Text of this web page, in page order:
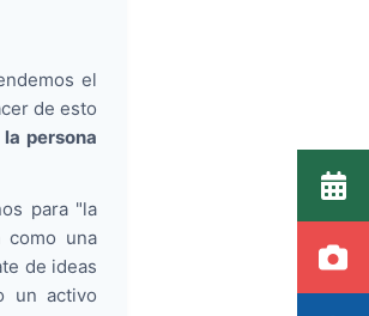
el
de esto
persona
para "la
como una
de ideas
un activo